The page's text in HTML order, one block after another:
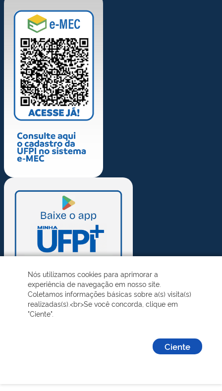
Nós utilizamos cookies para aprimorar a
experiência de navegação em nosso site.
Coletamos informações básicas sobre a(s) visita(s)
realizadas(s).<br>Se você concorda, clique em
"Ciente".
Ciente